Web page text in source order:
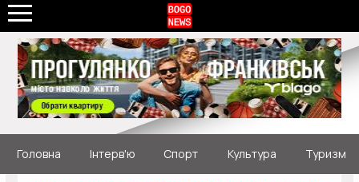
Головна Інтерв'ю Спорт Культура Туризм